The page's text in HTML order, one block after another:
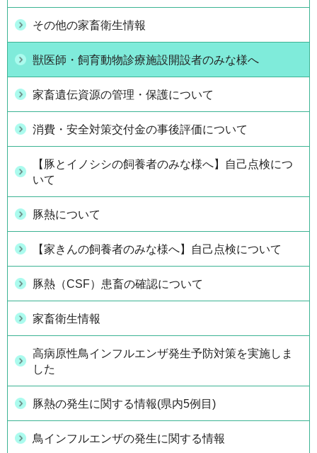
その他の家畜衛生情報
獣医師・飼育動物診療施設開設者のみな様へ
家畜遺伝資源の管理・保護について
消費・安全対策交付金の事後評価について
【豚とイノシシの飼養者のみな様へ】自己点検につ
いて
豚熱について
【家きんの飼養者のみな様へ】自己点検について
豚熱（CSF）患畜の確認について
家畜衛生情報
高病原性鳥インフルエンザ発生予防対策を実施しま
した
豚熱の発生に関する情報(県内5例目)
鳥インフルエンザの発生に関する情報